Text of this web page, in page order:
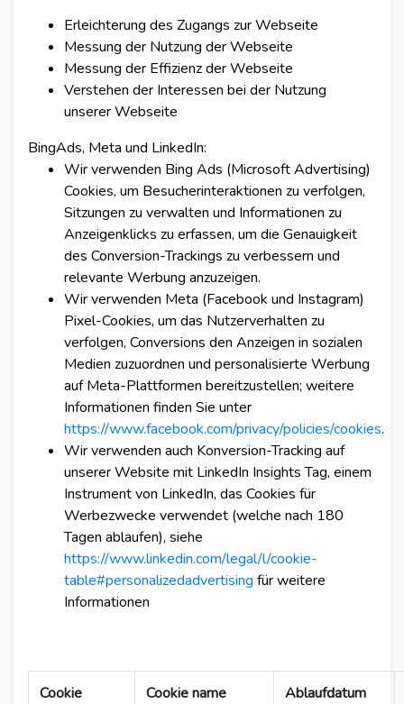
Erleichterung des Zugangs zur Webseite
Messung der Nutzung der Webseite
Messung der Effizienz der Webseite
Verstehen der Interessen bei der Nutzung
unserer Webseite
BingAds, Meta und LinkedIn:
Wir verwenden Bing Ads (Microsoft Advertising)
Cookies, um Besucherinteraktionen zu verfolgen,
Sitzungen zu verwalten und Informationen zu
Anzeigenklicks zu erfassen, um die Genauigkeit
des Conversion-Trackings zu verbessern und
relevante Werbung anzuzeigen.
Wir verwenden Meta (Facebook und Instagram)
Pixel-Cookies, um das Nutzerverhalten zu
verfolgen, Conversions den Anzeigen in sozialen
Medien zuzuordnen und personalisierte Werbung
auf Meta-Plattformen bereitzustellen; weitere
Informationen finden Sie unter
https://www.facebook.com/privacy/policies/cookies.
Wir verwenden auch Konversion-Tracking auf
unserer Website mit LinkedIn Insights Tag, einem
Instrument von LinkedIn, das Cookies für
Werbezwecke verwendet (welche nach 180
Tagen ablaufen), siehe
https://www.linkedin.com/legal/l/cookie-
table#personalizedadvertising für weitere
Informationen
Cookie
Cookie name Ablaufdatum